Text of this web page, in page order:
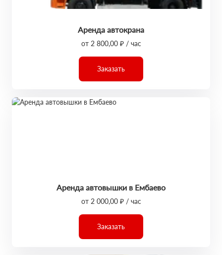
Аренда автокрана
от 2 800,00 ₽ / час
Заказать
Аренда автовышки в Ембаево
от 2 000,00 ₽ / час
Заказать